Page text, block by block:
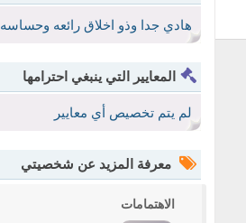
هادي جدا وذو اخلاق رائعه وحساسه
المعايير التي ينبغي احترامها
لم يتم تخصيص أي معايير
معرفة المزيد عن شخصيتي
الاهتمامات